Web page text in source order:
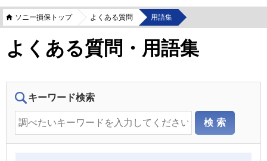
ソニー損保トップ よくある質問 用語集
よくある質問・用語集
キーワード検索